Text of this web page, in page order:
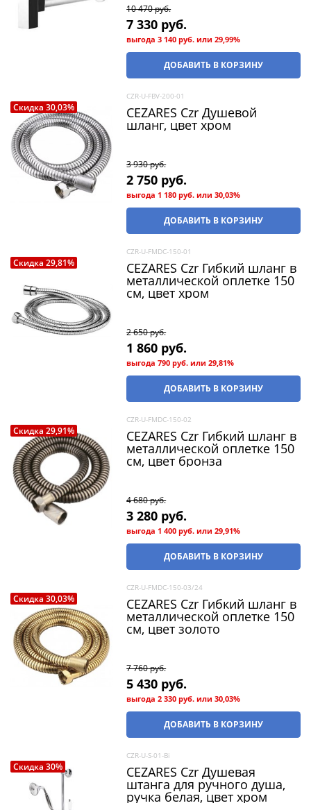
10 470 руб.
7 330 руб.
выгода3 140 руб. или29,99%
ДОБАВИТЬ В КОРЗИНУ
Скидка 30,03%
CZR-U-FBV-200-01
CEZARES Czr Душевой
шланг, цвет хром
3 930 руб.
2 750 руб.
выгода 1 180 руб. или30,03%
ДОБАВИТЬ В КОРЗИНУ
Скидка 29,81%
CZR-U-FMDC-150-01
CEZARES Czr Гибкий шланг в
металлической оплетке 150
см, цвет хром
2 650 руб.
1 860 руб.
выгода790 руб. или29,81%
ДОБАВИТЬ В КОРЗИНУ
Скидка 29,91%
CZR-U-FMDC-150-02
CEZARES Czr Гибкий шланг в
металлической оплетке 150
см, цвет бронза
4 680 руб.
3 280 руб.
выгода 1 400 руб. или29,91%
ДОБАВИТЬ В КОРЗИНУ
Скидка 30,03%
CZR-U-FMDC-150-03/24
CEZARES Czr Гибкий шланг в
металлической оплетке 150
см, цвет золото
7 760 руб.
5 430 руб.
выгода2 330 руб. или30,03%
ДОБАВИТЬ В КОРЗИНУ
Скидка 30%
CZR-U-S-01-Bi
CEZARES Czr Душевая
штанга для ручного душа,
ручка белая, цвет хром